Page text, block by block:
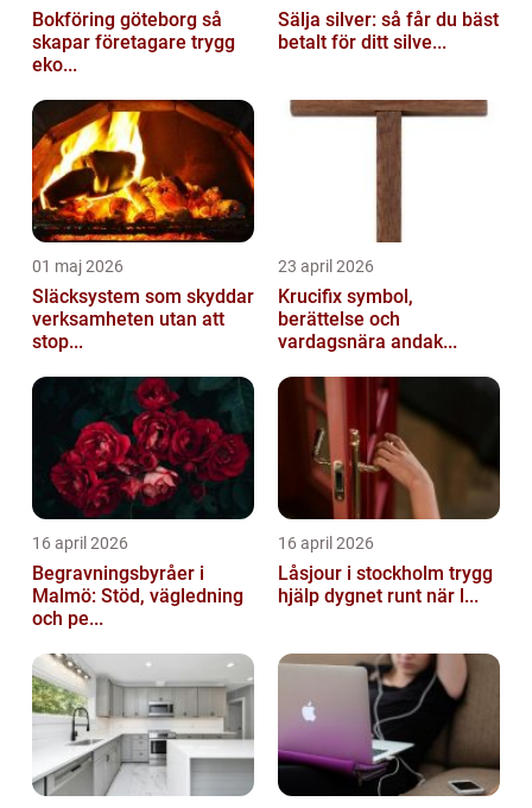
Bokföring göteborg så
skapar företagare trygg
eko...
Sälja silver: så får du bäst
betalt för ditt silve...
01 maj 2026
Släcksystem som skyddar
verksamheten utan att
stop...
23 april 2026
Krucifix symbol,
berättelse och
vardagsnära andak...
16 april 2026
Begravningsbyråer i
Malmö: Stöd, vägledning
och pe...
16 april 2026
Låsjour i stockholm trygg
hjälp dygnet runt när l...